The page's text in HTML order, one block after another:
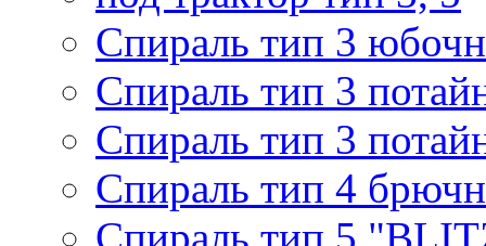
Спираль тип 3
Спираль тип 3
Спираль тип 3
Спираль тип 4
Спираль тип 5